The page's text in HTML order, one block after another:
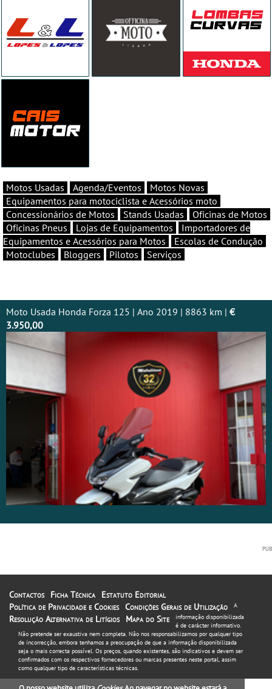
Motos Usadas Agenda/Eventos
Motos Novas
Equipamentos para motociclista e Acessórios moto
Concessionários de Motos
Stands Usadas
Oficinas de Motos
Oficinas Pneus
Lojas de Equipamentos
Importadores de
Equipamentos e Acessórios para Motos
Escolas de Condução
Motoclubes
Bloggers Pilotos Serviços
Moto Usada Honda Forza 125 | Ano 2019 | 8863 km | €
3.950,00
Contactos Ficha Técnica
Estatuto Editorial
Política de Privacidade e Cookies Condições Gerais de Utilização
Resolução Alternativa de Litígios
Mapa do Site
A
informação disponibilizada
é de carácter informativo.
Não pretende ser exaustiva nem completa. Não nos responsabilizamos por qualquer tipo
de incorrecção, embora tenhamos a preocupação de que a informação disponibilizada
seja o mais correcta possível. Os preços, quando existentes, são indicativos e devem ser
confirmados com os respectivos fornecedores ou marcas presentes neste portal, assim
como qualquer tipo de características técnicas.